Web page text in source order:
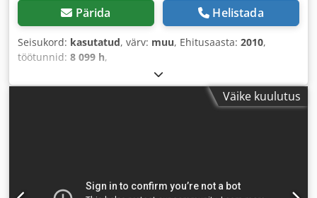
Pärida Helistada
Seisukord: kasutatud, värv: muu, Ehitusaasta: 2010,
töötunnid: 8 099 h,
Väike kuulutus